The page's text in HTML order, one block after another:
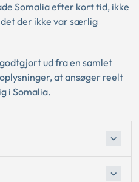
Somalia efter kort tid, ikke
der ikke var særlig
ud fra en samlet
at ansøger reelt
i Somalia.